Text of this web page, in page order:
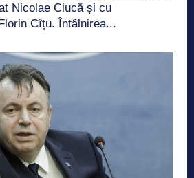
Nicolae Ciucă și cu
Cîțu. Întâlnirea...